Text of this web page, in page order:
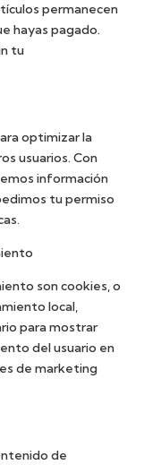
permanecen
hayas pagado.
tu
optimizar la
usuarios. Con
información
tu permiso
son cookies, o
local,
para mostrar
del usuario en
de marketing
de